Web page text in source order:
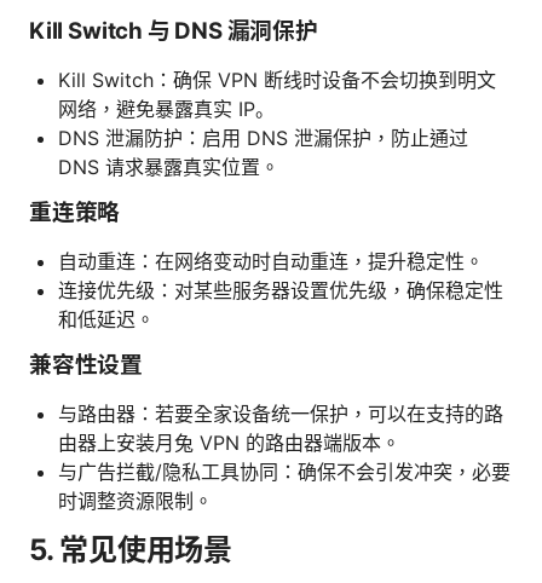
Kill Switch 与 DNS 漏洞保护
Kill Switch：确保 VPN 断线时设备不会切换到明文
网络，避免暴露真实 IP。
DNS 泄漏防护：启用 DNS 泄漏保护，防止通过
DNS 请求暴露真实位置。
重连策略
自动重连：在网络变动时自动重连，提升稳定性。
连接优先级：对某些服务器设置优先级，确保稳定性
和低延迟。
兼容性设置
与路由器：若要全家设备统一保护，可以在支持的路
由器上安装月兔 VPN 的路由器端版本。
与广告拦截/隐私工具协同：确保不会引发冲突，必要
时调整资源限制。
5. 常见使用场景